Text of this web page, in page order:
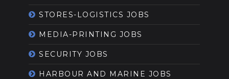
STORES-LOGISTICS JOBS
MEDIA-PRINTING JOBS
SECURITY JOBS
HARBOUR AND MARINE JOBS